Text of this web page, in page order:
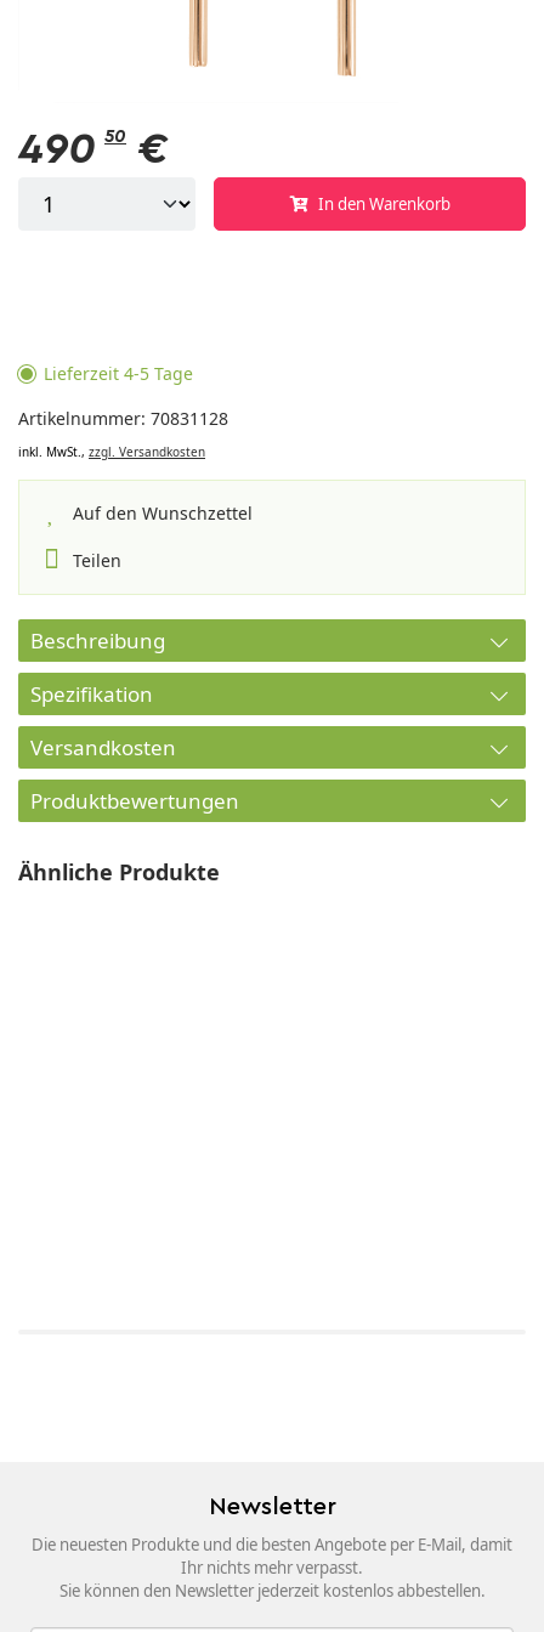
490 50 €
In den Warenkorb
Lieferzeit 4-5 Tage
Artikelnummer: 70831128
inkl. MwSt., zzgl. Versandkosten
Auf den Wunschzettel
Teilen
Beschreibung
Spezifikation
Versandkosten
Produktbewertungen
Ähnliche Produkte
Newsletter
Die neuesten Produkte und die besten Angebote per E-Mail, damit
Ihr nichts mehr verpasst.
Sie können den Newsletter jederzeit kostenlos abbestellen.